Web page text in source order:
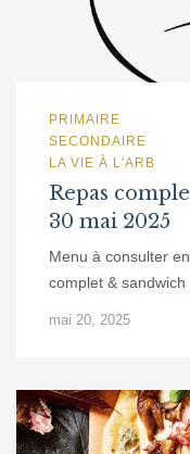
PRIMAIRE
SECONDAIRE
LA VIE À L'ARB
Repas
30 mai 2025
Menu à consulter
complet &
mai 20, 2025